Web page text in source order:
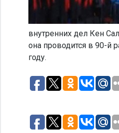
внутренних дел Кен
она проводится в 90-й
году.